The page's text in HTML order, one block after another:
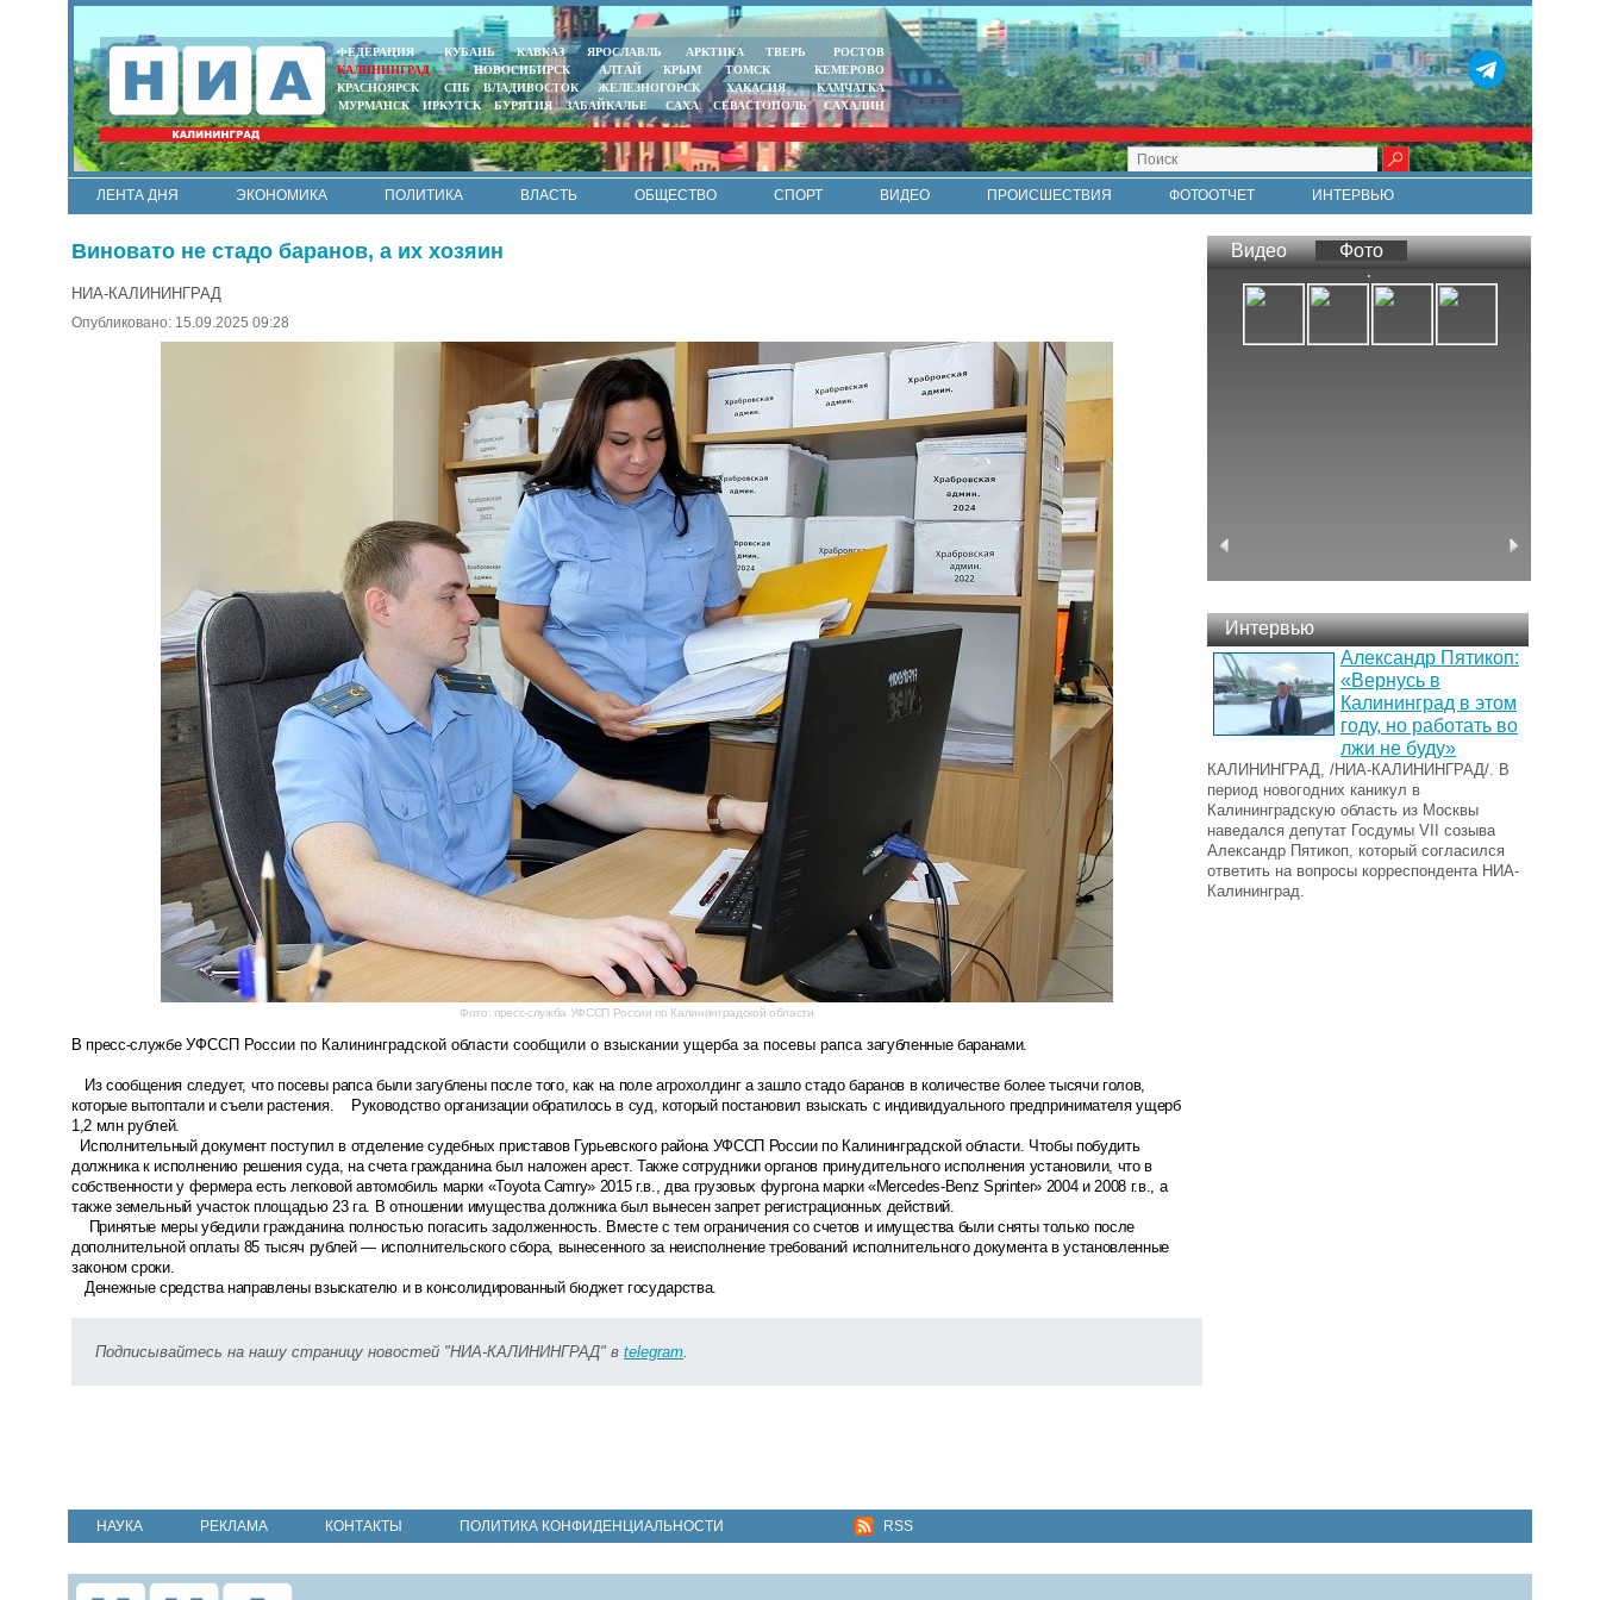
ФЕДЕРАЦИЯ КУБАНЬ КАВКАЗ ЯРОСЛАВЛЬ АРКТИКА ТВЕРЬ
РОСТОВ
КАЛИНИНГРАД
НОВОСИБИРСК АЛТАЙ КРЫМ ТОМСК
КЕМЕРОВО
КРАСНОЯРСК
СПБ ВЛАДИВОСТОК ЖЕЛЕЗНОГОРСК ХАКАСИЯ
КАМЧАТКА
МУРМАНСК
ИРКУТСК БУРЯТИЯ ЗАБАЙКАЛЬЕ САХА СЕВАСТОПОЛЬ САХАЛИН
ЛЕНТА ДНЯ ЭКОНОМИКА ПОЛИТИКА ВЛАСТЬ ОБЩЕСТВО СПОРТ ВИДЕО ПРОИСШЕСТВИЯ ФОТООТЧЕТ
ИНТЕРВЬЮ
Виновато не стадо баранов, а их хозяин
НИА-КАЛИНИНГРАД
Опубликовано: 15.09.2025 09:28
Фото: пресс-служба УФССП России по Калининградской области
В пресс-службе УФССП России по Калининградской области сообщили о взыскании ущерба за посевы рапса загубленные баранами.
Из сообщения следует, что посевы рапса были загублены после того, как на поле агрохолдинг а зашло стадо баранов в количестве более тысячи голов,
которые вытоптали и съели растения. Руководство организации обратилось в суд, который постановил взыскать с индивидуального предпринимателя ущерб
1,2 млн рублей.
Исполнительный документ поступил в отделение судебных приставов Гурьевского района УФССП России по Калининградской области. Чтобы побудить
должника к исполнению решения суда, на счета гражданина был наложен арест. Также сотрудники органов принудительного исполнения установили, что в
собственности у фермера есть легковой автомобиль марки «Toyota Camry» 2015 г.в., два грузовых фургона марки «Mercedes-Benz Sprinter» 2004 и 2008 г.в., а
также земельный участок площадью 23 га. В отношении имущества должника был вынесен запрет регистрационных действий.
Принятые меры убедили гражданина полностью погасить задолженность. Вместе с тем ограничения со счетов и имущества были сняты только после
дополнительной оплаты 85 тысяч рублей — исполнительского сбора, вынесенного за неисполнение требований исполнительного документа в установленные
законом сроки.
Денежные средства направлены взыскателю и в консолидированный бюджет государства.
Подписывайтесь на нашу страницу новостей "НИА-КАЛИНИНГРАД" в telegram
Видео Фото
Интервью
Александр Пятикоп:
«Вернусь в
Калининград в этом
году, но работать во
лжи не буду»
КАЛИНИНГРАД, /НИА-КАЛИНИНГРАД/. В
период новогодних каникул в
Калининградскую область из Москвы
наведался депутат Госдумы VII созыва
Александр Пятикоп, который согласился
ответить на вопросы корреспондента НИА-
Калининград.
НАУКА РЕКЛАМА КОНТАКТЫ ПОЛИТИКА КОНФИДЕНЦИАЛЬНОСТИ RSS